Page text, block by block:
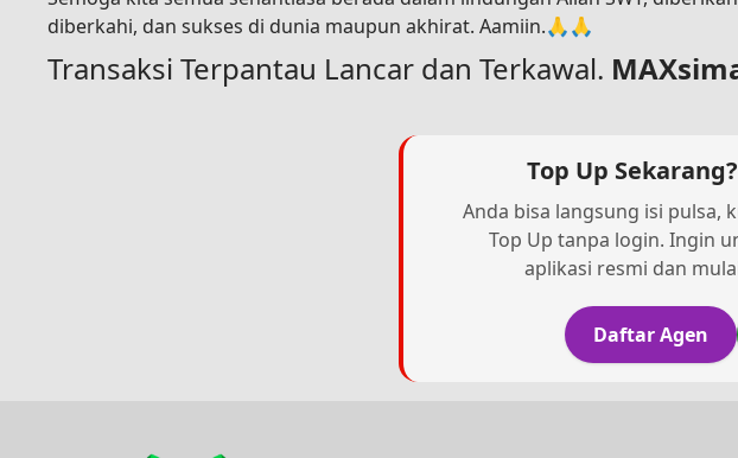
diberkahi, dan sukses di dunia maupun akhirat. Aamiin.🙏🙏
Transaksi Terpantau Lancar dan Terkawal.
Top Up
Anda bisa langsung isi pulsa,
Top Up tanpa login. Ingin
aplikasi resmi dan
Daftar Agen